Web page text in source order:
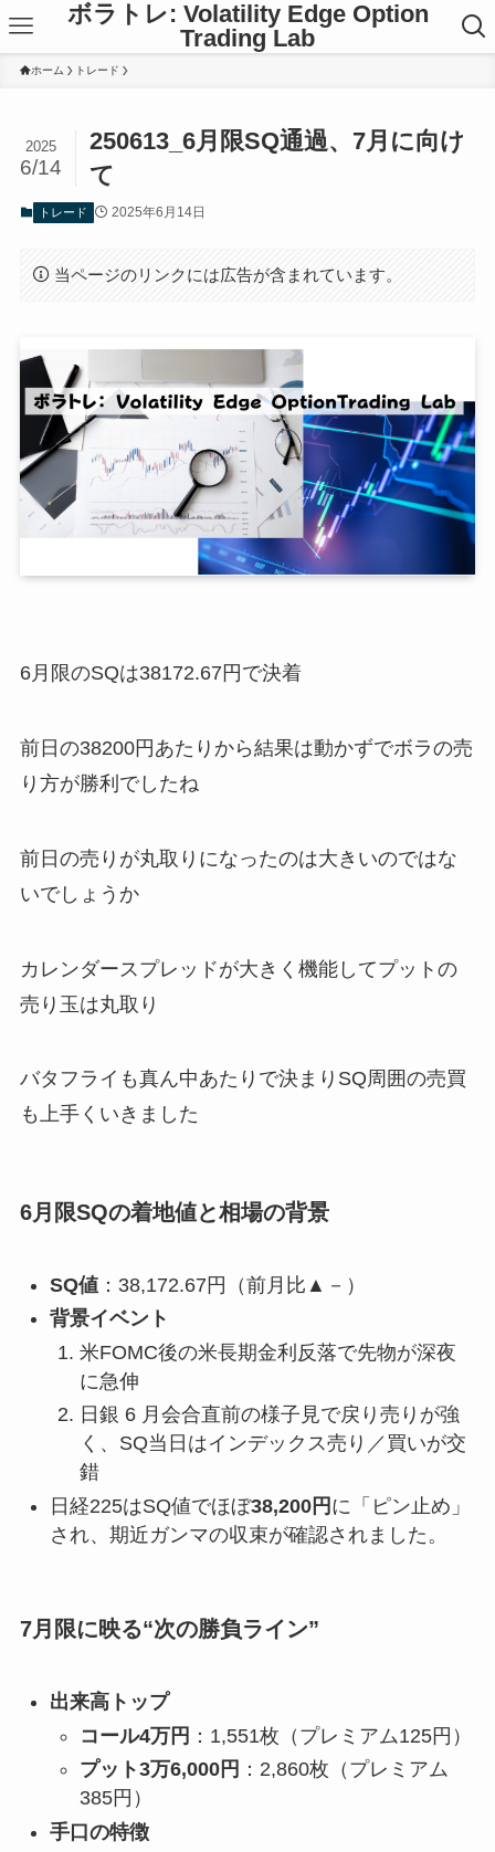
ボラトレ: Volatility Edge Option
Trading Lab
ホーム トレード
250613_6月限SQ通過、7月に向け
て
2025
6/14
トレード 2025年6月14日
当ページのリンクには広告が含まれています。
6月限のSQは38172.67円で決着
前日の38200円あたりから結果は動かずでボラの売
り方が勝利でしたね
前日の売りが丸取りになったのは大きいのではな
いでしょうか
カレンダースプレッドが大きく機能してプットの
売り玉は丸取り
バタフライも真ん中あたりで決まりSQ周囲の売買
も上手くいきました
6月限SQの着地値と相場の背景
SQ値：38,172.67円（前月比▲－）
背景イベント
米FOMC後の米長期金利反落で先物が深夜
に急伸
日銀 6 月会合直前の様子見で戻り売りが強
く、SQ当日はインデックス売り／買いが交
錯
日経225はSQ値でほぼ38,200円 に「ピン止め」
され、期近ガンマの収束が確認されました。
7月限に映る“次の勝負ライン”
出来高トップ
コール4万円 ：1,551枚（プレミアム125円）
プット3万6,000円 ：2,860枚（プレミアム
385円）
手口の特徴